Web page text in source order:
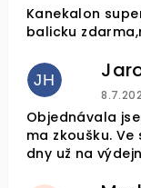
Kanekalon
balicku
JH
Objednávala
ma zkoušku.
dny už na